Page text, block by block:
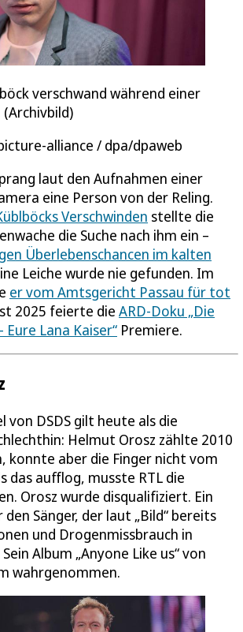
verschwand während einer
alliance / dpa/dpaweb
laut den Aufnahmen einer
eine Person von der Reling.
Verschwinden stellte die
die Suche nach ihm ein –
Überlebenschancen im kalten
Leiche wurde nie gefunden. Im
er vom Amtsgericht Passau für tot
2025 feierte die ARD-Doku „Die
Eure Lana Kaiser“ Premiere.
von DSDS gilt heute als die
Helmut Orosz zählte 2010
konnte aber die Finger nicht vom
das aufflog, musste RTL die
Orosz wurde disqualifiziert. Ein
Sänger, der laut „Bild“ bereits
und Drogenmissbrauch in
Album „Anyone Like us“ von
wahrgenommen.